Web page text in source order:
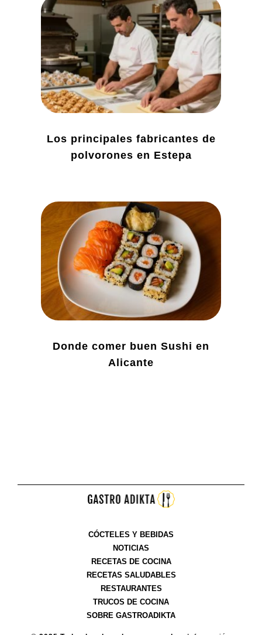
Los principales fabricantes de
polvorones en Estepa
Donde comer buen Sushi en
Alicante
CÓCTELES Y BEBIDAS
NOTICIAS
RECETAS DE COCINA
RECETAS SALUDABLES
RESTAURANTES
TRUCOS DE COCINA
SOBRE GASTROADIKTA